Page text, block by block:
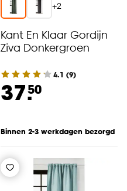
+2
Kant En Klaar Gordijn
Ziva Donkergroen
4.1 (9)
37.50
Binnen 2-3 werkdagen bezorgd